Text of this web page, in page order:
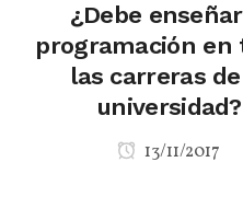
¿Debe
programación en
las carreras
universidad?
13/11/2017